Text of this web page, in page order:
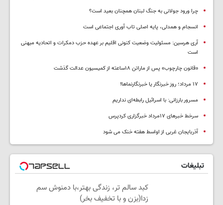
چرا ورود جولانی به جنگ لبنان همچنان بعید است؟
انسجام و همدلی، پایه اصلی تاب آوری اجتماعی است
آری هرسین: مسئولیت وضعیت کنونی اقلیم بر عهده حزب دمکرات و اتحادیه میهنی
است
«قانون چارچوب» پس از ماراتن ۱۸ساعته از کمیسیون عدالت گذشت
١٧ مرداد؛ روز خبرنگار یا خبرنگارنماها!
مسرور بارزانی: با اسرائیل رابطه‌ای نداریم
سرخط خبرهای ۱۷مرداد خبرگزاری کردپرس
آذربایجان غربی از اواسط هفته خنک می شود
تبلیغات
کبد سالم تر، زندگی بهتر،با دمنوش سم
زدا(بزن و با تخفیف بخر)